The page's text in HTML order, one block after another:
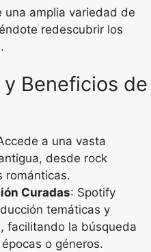
una amplia variedad de
redescubrir los
Beneficios de
a una vasta
desde rock
románticas.
Curadas: Spotify
temáticas y
facilitando la búsqueda
o géneros.